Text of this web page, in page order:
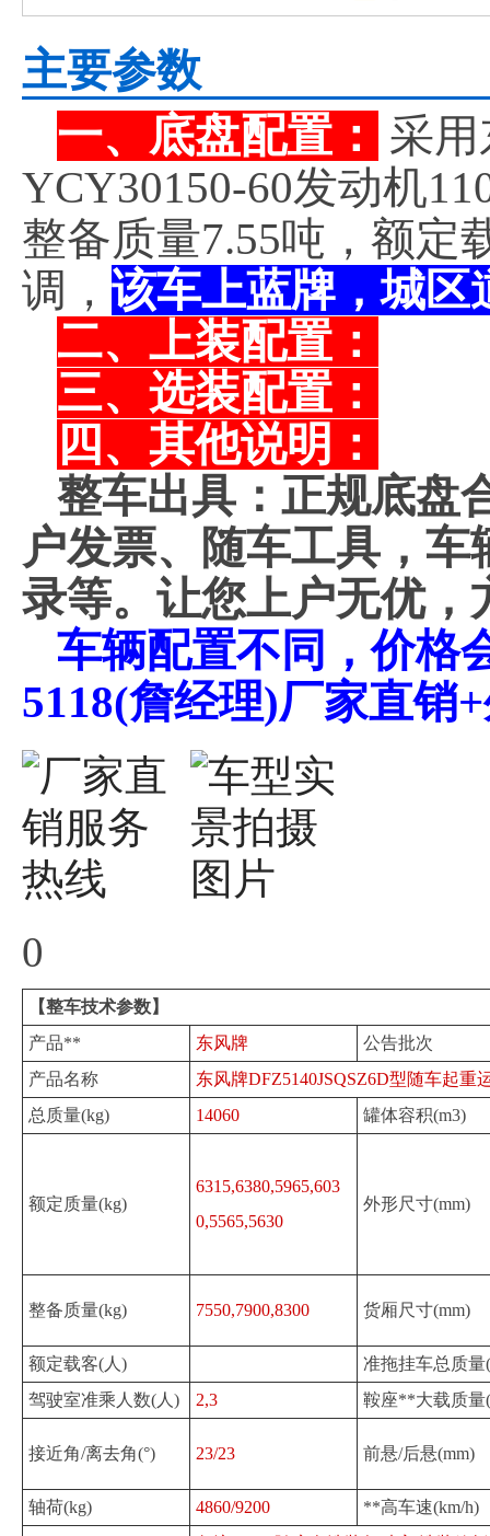
主要参数
一、底盘配置：
采用
YCY30150-60发动机
整备质量7.55吨，额定
调， 该车上蓝牌，城区
二、上装配置：
三、选装配置：
四、其他说明：
整车出具：正规底盘
户发票、随车工具，
录等。让您上户无优，
车辆配置不同，价格
5118(詹经理)厂家直销
0
【整车技术参数】
产品**
东风牌
公告批次
产品名称
东风牌DFZ5140JSQSZ6D型随车起重
总质量(kg)
14060 罐体容积(m3)
额定质量(kg)
6315,6380,5965,603
0,5565,5630
外形尺寸(mm)
整备质量(kg) 7550,7900,8300 货厢尺寸(mm)
额定载客(人)
准拖挂车总质量
驾驶室准乘人数(人)
2,3 鞍座**大载质量
接近角/离去角(°) 23/23 前悬/后悬(mm)
轴荷(kg) 4860/9200
**高车速(km/h)